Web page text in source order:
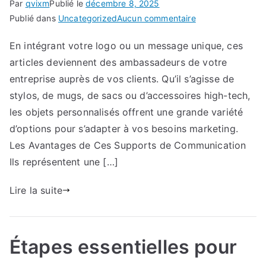
Par qvixmPublié ledécembre 8, 2025
Publié dans UncategorizedAucun commentairesur
publicitaires
:
les
meilleures
idées
votre
prochaine
En intégrant votre logo ou un message unique, ces
articles deviennent des ambassadeurs de votre
entreprise auprès de vos clients. Qu’il s’agisse de
stylos, de mugs, de sacs ou d’accessoires high-tech,
les objets personnalisés offrent une grande variété
d’options pour s’adapter à vos besoins marketing.
Les Avantages de Ces Supports de Communication
Ils représentent une […]
Lire la suite
Étapes essentielles pour